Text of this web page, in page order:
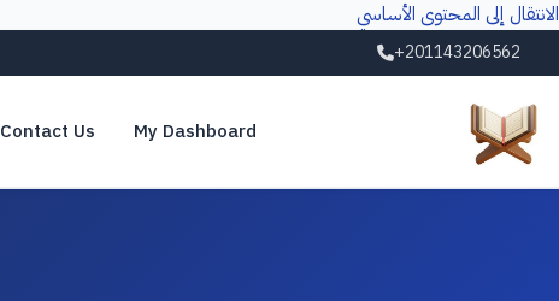
الانتقال إلى المحتوى الأساسي
+201143206562
My Dashboard
Contact Us